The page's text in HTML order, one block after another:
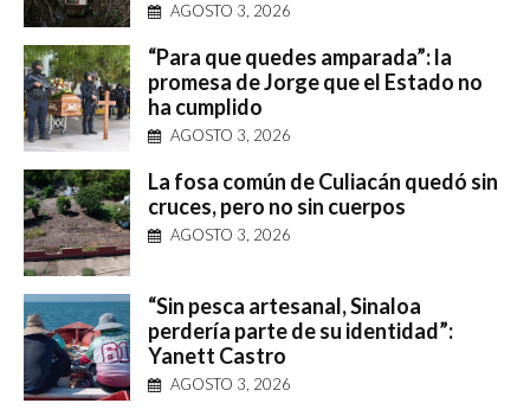
AGOSTO 3, 2026
“Para que quedes amparada”: la
promesa de Jorge que el Estado no
ha cumplido
AGOSTO 3, 2026
La fosa común de Culiacán quedó sin
cruces, pero no sin cuerpos
AGOSTO 3, 2026
“Sin pesca artesanal, Sinaloa
perdería parte de su identidad”:
Yanett Castro
AGOSTO 3, 2026